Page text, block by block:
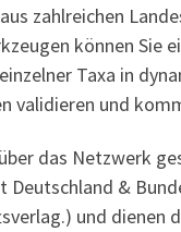
zahlreichen
können Sie
Taxa in
validieren und
das Netzwerk
Deutschland &
und dienen